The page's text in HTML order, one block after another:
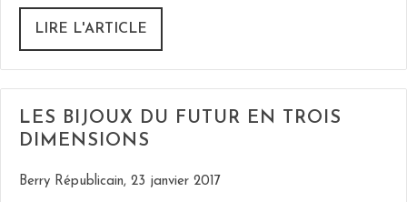
LIRE L'ARTICLE
LES BIJOUX DU FUTUR EN TROIS
DIMENSIONS
Berry Républicain, 23 janvier 2017